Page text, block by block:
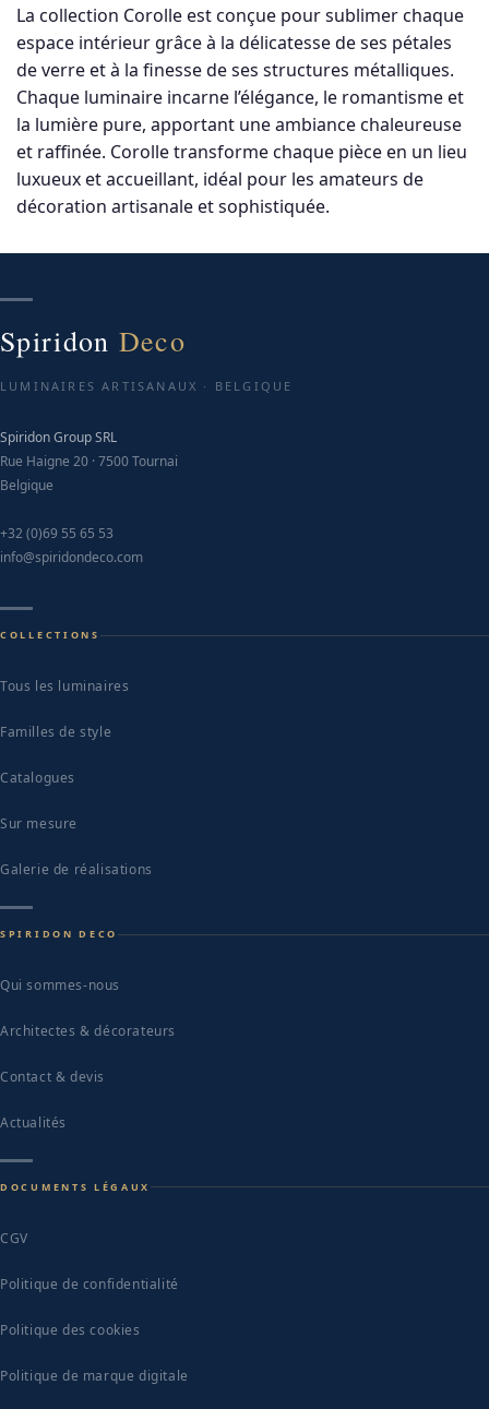
La collection Corolle est conçue pour sublimer chaque
espace intérieur grâce à la délicatesse de ses pétales
de verre et à la finesse de ses structures métalliques.
Chaque luminaire incarne l’élégance, le romantisme et
la lumière pure, apportant une ambiance chaleureuse
et raffinée. Corolle transforme chaque pièce en un lieu
luxueux et accueillant, idéal pour les amateurs de
décoration artisanale et sophistiquée.
Spiridon Deco
LUMINAIRES ARTISANAUX · BELGIQUE
Spiridon Group SRL
Rue Haigne 20 · 7500 Tournai
Belgique
+32 (0)69 55 65 53
info@spiridondeco.com
COLLECTIONS
Tous les luminaires
Familles de style
Catalogues
Sur mesure
Galerie de réalisations
SPIRIDON DECO
Qui sommes-nous
Architectes & décorateurs
Contact & devis
Actualités
DOCUMENTS LÉGAUX
CGV
Politique de confidentialité
Politique des cookies
Politique de marque digitale